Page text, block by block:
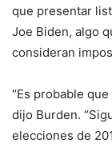
que presentar
Joe Biden, algo
consideran
“Es probable
dijo Burden.
elecciones de